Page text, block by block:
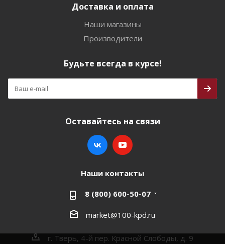
Доставка и оплата
Наши магазины
Производители
Будьте всегда в курсе!
Оставайтесь на связи
Наши контакты
8 (800) 600-50-07
market@100-kpd.ru
г. Тверь, 4-й пер. Красной Слободы, д. 9